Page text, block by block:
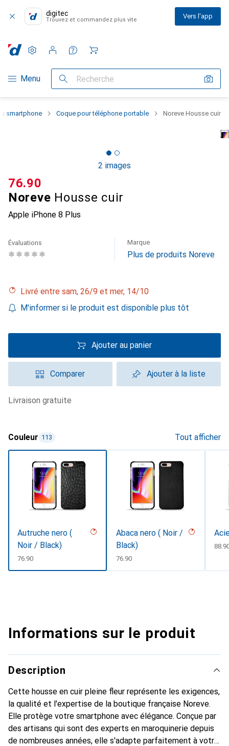
digitec
Trouvez et commandez plus vite Vers l'app
Navigation par catégorie
Menu Recherche
Paramètres
Compte client
Listes de comparaison
Listes d'envies
Panier
smartphone Coque pour téléphone portable Noreve Housse cuir
2 images
Noreve Housse cuir
Apple iPhone 8 Plus
CHF
76.90
Évaluations Marque
Plus de produits Noreve
Livré entre sam, 26/9 et mer, 14/10
M'informer si le produit est disponible plus tôt
Ajouter au panier
Comparer Ajouter à la liste
livraison gratuite
Couleur 113 Tout afficher
Autruche nero (
Noir / Black)
CHF
76.90
Abaca nero ( Noir /
Black)
CHF
76.90
CHF
Informations sur le produit
Description
Cette housse en cuir pleine fleur représente les exigences,
la qualité et l'expertise de la boutique française Noreve.
Elle protège votre smartphone avec élégance. Conçue par
des artisans qui sont des experts en maroquinerie depuis
de nombreuses années, elle s'adapte parfaitement à votre